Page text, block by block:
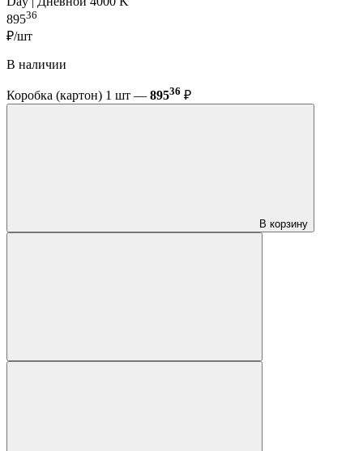
89536
₽/шт
В наличии
Коробка (картон) 1 шт — 89536 ₽
В корзину